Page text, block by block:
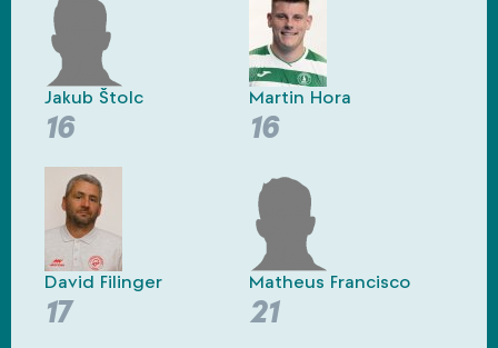
Jakub Štolc
16
Martin Hora
16
David Filinger
17
Matheus Francisco
21